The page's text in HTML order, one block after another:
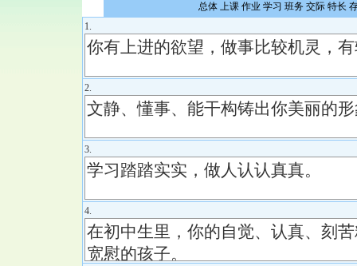
总体 上课 作业 学习 班务 交际 特长
1.
2.
3.
4.